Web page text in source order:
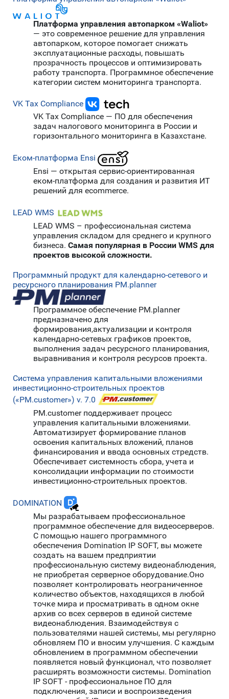
Платформа управления автопарком «Waliot»
— это современное решение для управления
автопарком, которое помогает снижать
эксплуатационные расходы, повышать
прозрачность процессов и оптимизировать
работу транспорта. Программное обеспечение
категории систем мониторинга транспорта.
VK Tax Compliance
VK Tax Compliance — ПО для обеспечения
задач налогового мониторинга в России и
горизонтального мониторинга в Казахстане.
Еком-платформа Ensi
Ensi — открытая сервис-ориентированная
еком-платформа для создания и развития ИТ
решений для ecommerce.
LEAD WMS
LEAD WMS – профессиональная система
управления складом для среднего и крупного
бизнеса. Самая популярная в России WMS для
проектов высокой сложности.
Программный продукт для календарно-сетевого и
ресурсного планирования PM.planner
Программное обеспечение PM.planner
предназначено для
формирования,актуализации и контроля
календарно-сетевых графиков проектов,
выполнения задач ресурсного планирования,
выравнивания и контроля ресурсов проекта.
Система управления капитальными вложениями
инвестиционно-строительных проектов
(«PM.customer») v. 7.0
PM.customer поддерживает процесс
управления капитальными вложениями.
Автоматизирует формирование планов
освоения капитальных вложений, планов
финансирования и ввода основных стредств.
Обеспечивает системность сбора, учета и
консолидации информации по стоимости
инвестиционно-строительных проектов.
DOMINATION
Мы разрабатываем профессиональное
программное обеспечение для видеосерверов.
С помощью нашего программного
обеспечения Domination IP SOFT, вы можете
создать на вашем предприятии
профессиональную систему видеонаблюдения,
не приобретая серверное оборудование.Оно
позволяет контролировать неограниченное
количество объектов, находящихся в любой
точке мира и просматривать в одном окне
архив со всех серверов в единой системе
видеонаблюдения. Взаимодействуя с
пользователями нашей системы, мы регулярно
обновляем ПО и вносим улучшения. С каждым
обновлением в программном обеспечении
появляется новый функционал, что позволяет
расширять возможности системы. Domination
IP SOFT - профессиональное ПО для
подключения, записи и воспроизведения